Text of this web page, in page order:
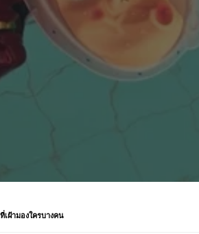
ที่เฝ้ามองใครบางคน